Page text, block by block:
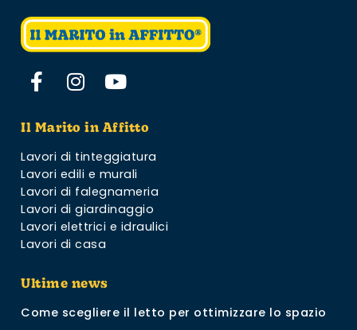
Il Marito in Affitto
Lavori di tinteggiatura
Lavori edili e murali
Lavori di falegnameria
Lavori di giardinaggio
Lavori elettrici e idraulici
Lavori di casa
Ultime news
Come scegliere il letto per ottimizzare lo spazio